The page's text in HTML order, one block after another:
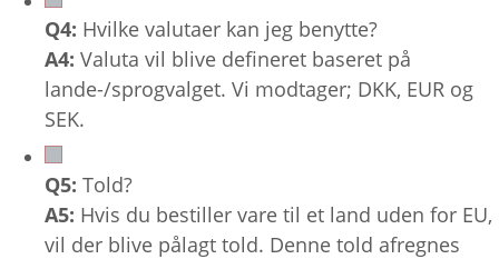
Q4: Hvilke valutaer kan jeg benytte?
A4: Valuta vil blive defineret baseret på
lande-/sprogvalget. Vi modtager; DKK, EUR og
SEK.
Q5: Told?
A5: Hvis du bestiller vare til et land uden for EU,
vil der blive pålagt told. Denne told afregnes